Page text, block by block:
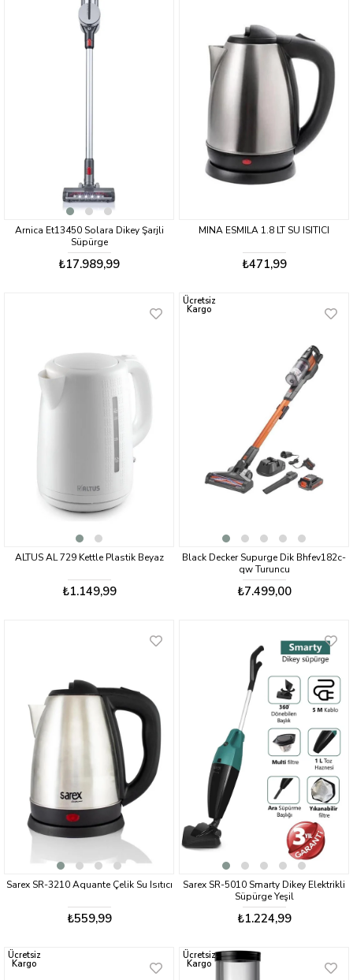
Arnica Et13450 Solara Dikey Şarjli
Süpürge
₺17.989,99
MINA ESMILA 1.8 LT SU ISITICI
₺471,99
ALTUS AL 729 Kettle Plastik Beyaz
₺1.149,99
Black Decker Supurge Dik Bhfev182c-
qw Turuncu
₺7.499,00
Ücretsiz
Kargo
Sarex SR-3210 Aquante Çelik Su Isıtıcı
₺559,99
Sarex SR-5010 Smarty Dikey Elektrikli
Süpürge Yeşil
₺1.224,99
Ücretsiz
Kargo
Ücretsiz
Kargo